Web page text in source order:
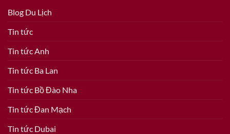
Blog Du Lịch
Tin tức
Tin tức Anh
Tin tức Ba Lan
Tin tức Bồ Đào Nha
Tin tức Đan Mạch
Tin tức Dubai